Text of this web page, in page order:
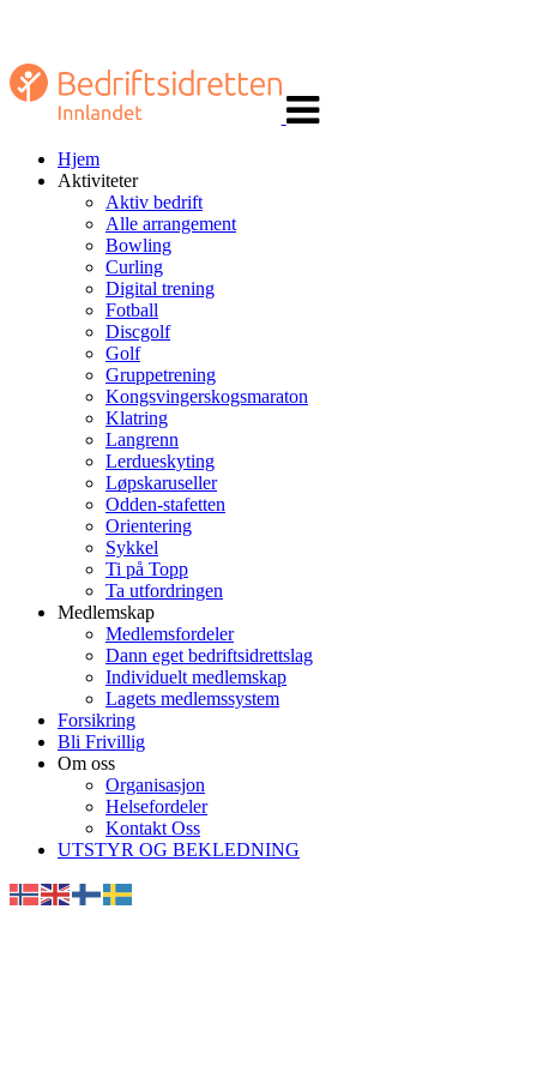
navigasjon
Hjem
Aktiviteter
Aktiv bedrift
Alle arrangement
Bowling
Curling
Digital trening
Fotball
Discgolf
Golf
Gruppetrening
Kongsvingerskogsmaraton
Klatring
Langrenn
Lerdueskyting
Løpskaruseller
Odden-stafetten
Orientering
Sykkel
Ti på Topp
Ta utfordringen
Medlemskap
Medlemsfordeler
Dann eget bedriftsidrettslag
Individuelt medlemskap
Lagets medlemssystem
Forsikring
Bli Frivillig
Om oss
Organisasjon
Helsefordeler
Kontakt Oss
UTSTYR OG BEKLEDNING